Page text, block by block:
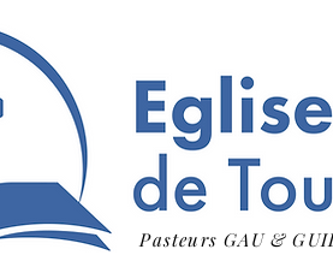
Pasteurs GAU &